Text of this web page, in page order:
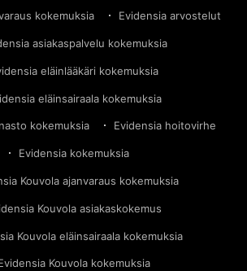
kokemuksia Evidensia arvostelut
asiakaspalvelu kokemuksia
eläinlääkäri kokemuksia
eläinsairaala kokemuksia
kokemuksia Evidensia hoitovirhe
Evidensia kokemuksia
Kouvola ajanvaraus kokemuksia
Kouvola asiakaskokemus
Kouvola eläinsairaala kokemuksia
Kouvola kokemuksia